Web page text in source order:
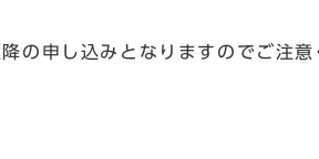
月以降の申し込みとなります